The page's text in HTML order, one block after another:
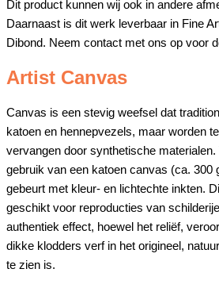
Dit product kunnen wij ook in andere
Daarnaast is dit werk leverbaar in Fine
Dibond. Neem contact met ons op voor
Artist Canvas
Canvas is een stevig weefsel dat
katoen en hennepvezels, maar worden
vervangen door synthetische
gebruik van een katoen canvas (ca. 300
gebeurt met kleur- en lichtechte inkten.
geschikt voor reproducties van
authentiek effect, hoewel het reliëf,
dikke klodders verf in het origineel,
te zien is.